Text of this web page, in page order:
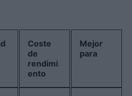
Coste
de
rendimi
ento
Mejor
para